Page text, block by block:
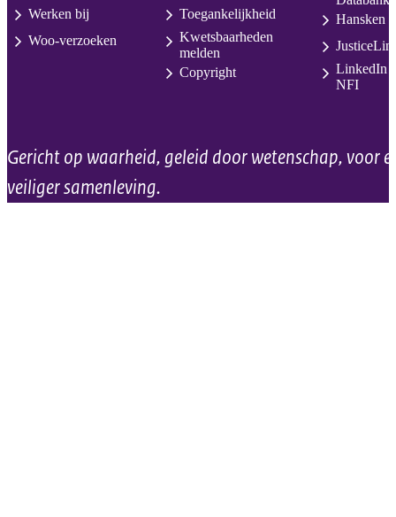
Werken bij
Woo-verzoeken
Toegankelijkheid
Kwetsbaarheden
melden
Copyright
Hansken
LinkedIn
NFI
Gericht op waarheid, geleid door wetenschap, voor
veiliger samenleving.